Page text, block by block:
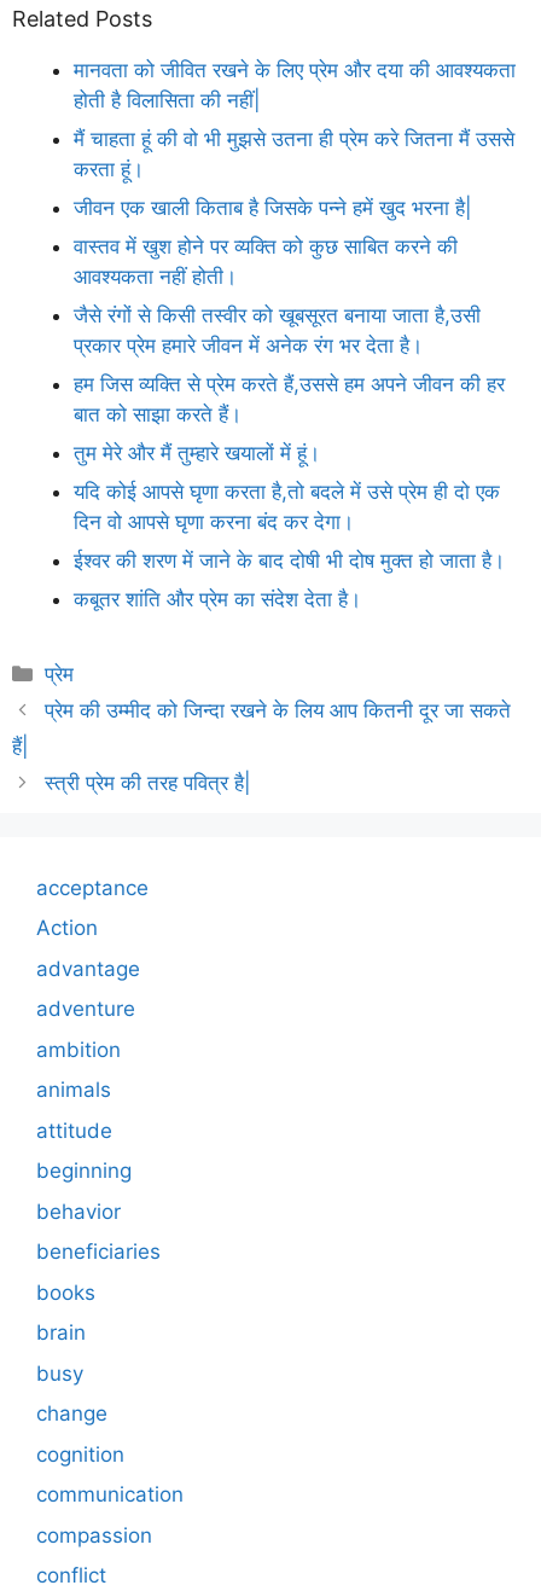
Related Posts
मानवता को जीवित रखने के लिए प्रेम और दया की आवश्यकता
होती है विलासिता की नहीं|
मैं चाहता हूं की वो भी मुझसे उतना ही प्रेम करे जितना मैं उससे
करता हूं।
जीवन एक खाली किताब है जिसके पन्ने हमें खुद भरना है|
वास्तव में खुश होने पर व्यक्ति को कुछ साबित करने की
आवश्यकता नहीं होती।
जैसे रंगों से किसी तस्वीर को खूबसूरत बनाया जाता है,उसी
प्रकार प्रेम हमारे जीवन में अनेक रंग भर देता है।
हम जिस व्यक्ति से प्रेम करते हैं,उससे हम अपने जीवन की हर
बात को साझा करते हैं।
तुम मेरे और मैं तुम्हारे खयालों में हूं।
यदि कोई आपसे घृणा करता है,तो बदले में उसे प्रेम ही दो एक
दिन वो आपसे घृणा करना बंद कर देगा।
ईश्वर की शरण में जाने के बाद दोषी भी दोष मुक्त हो जाता है।
कबूतर शांति और प्रेम का संदेश देता है।
Categories
प्रेम
प्रेम की उम्मीद को जिन्दा रखने के लिय आप कितनी दूर जा सकते
हैं|
स्त्री प्रेम की तरह पवित्र है|
acceptance
Action
advantage
adventure
ambition
animals
attitude
beginning
behavior
beneficiaries
books
brain
busy
change
cognition
communication
compassion
conflict